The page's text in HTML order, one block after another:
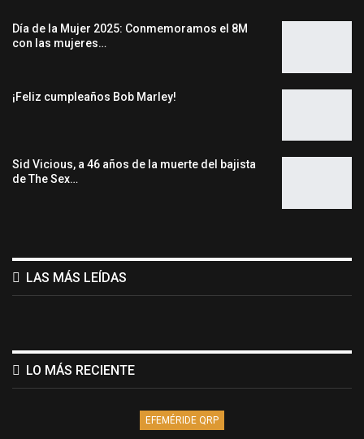
Día de la Mujer 2025: Conmemoramos el 8M
con las mujeres…
¡Feliz cumpleaños Bob Marley!
Sid Vicious, a 46 años de la muerte del bajista
de The Sex…
LAS MÁS LEÍDAS
LO MÁS RECIENTE
EFEMÉRIDE QRP